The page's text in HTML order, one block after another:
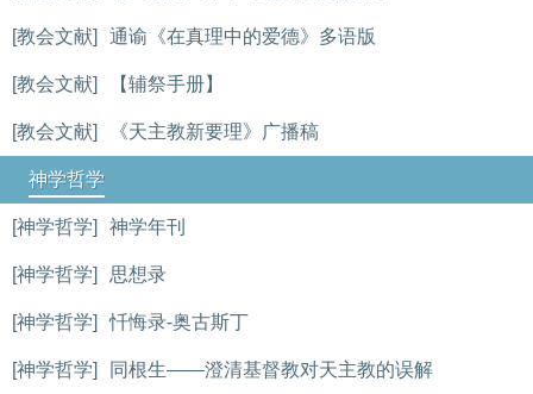
[教会文献] 通谕《在真理中的爱德》多语版
[教会文献] 【辅祭手册】
[教会文献] 《天主教新要理》广播稿
神学哲学
[神学哲学] 神学年刊
[神学哲学] 思想录
[神学哲学] 忏悔录-奥古斯丁
[神学哲学] 同根生——澄清基督教对天主教的误解